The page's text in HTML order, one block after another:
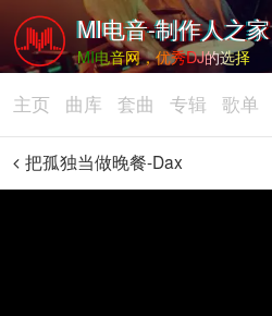
MI电音-制作人之家
MI电音网，优秀DJ的选择
主页 曲库 套曲 专辑 歌单
把孤独当做晚餐-Dax